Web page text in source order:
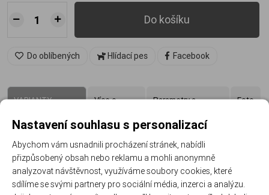
Do košíku
Do oblíbených Hlídací pes Facebook
VARIANTY
Více o
Parametry a
Foto
Akce
Akce
Nastavení souhlasu s personalizací
Abychom vám usnadnili procházení stránek, nabídli
přizpůsobený obsah nebo reklamu a mohli anonymně
analyzovat návštěvnost, využíváme soubory cookies, které
sdílíme se svými partnery pro sociální média, inzerci a analýzu.